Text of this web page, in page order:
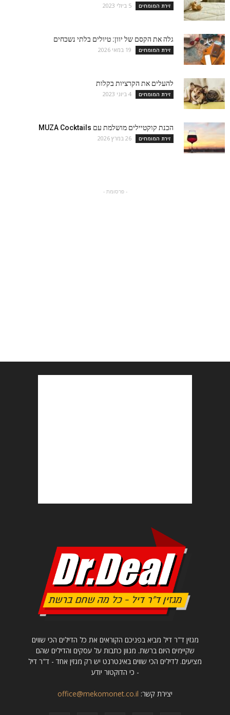
זירת המומחים 5 ביולי 2023
גלה את הקסם של יוון: טיולים בלתי נשכחים
זירת המומחים 19 במאי 2026
להעלים את הקרציות בקלות
זירת המומחים 4 ביוני 2023
הכנת קוקטיילים מושלמת עם MUZA Cocktails
זירת המומחים 26 במרץ 2026
- פרסומת -
מגזין ד"ר דיל מביא בפניכם הקוראים את כל הדילים הכי שווים
שקיימים היום ברשת. מגוון כתבות על עסקים והדילים שהם
מציעים. לדילים הכי שווים באינטרנט יש רק מגזין אחד - ד"ר דיל
- כי הדוקטור יודע
יצירת קשר: office@mekomonet.co.il